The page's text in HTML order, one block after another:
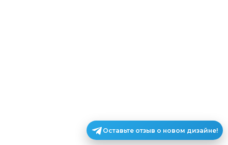
Оставьте отзыв о новом дизайне!